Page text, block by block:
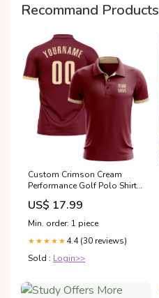
Recommand Products
Custom Crimson Cream
Performance Golf Polo Shirt
Font-Silver
US$ 17.99
Min. order: 1 piece
★★★★★ 4.4 (30 reviews)
Sold : Login>>